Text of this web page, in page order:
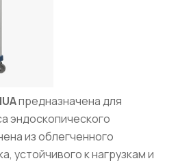
предназначена для
эндоскопического
из облегченного
устойчивого к нагрузкам и